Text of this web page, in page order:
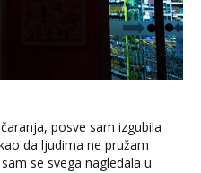
posve sam izgubila
da ljudima ne pružam
se svega nagledala u